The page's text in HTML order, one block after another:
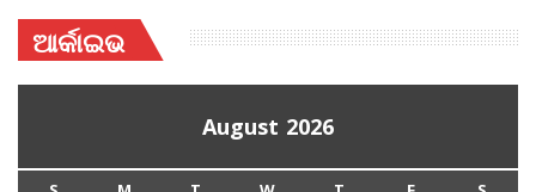
ଆର୍କାଇଭ
August 2026